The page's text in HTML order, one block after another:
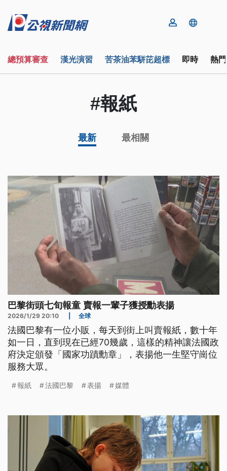
總預算審查 漢光演習 苦茶油苯駢芘超標 即時 熱
#報紙
最新 最相關
巴黎街頭七旬報童 賣報一輩子獲授勳表揚
2026/1/29 20:10 全球
法國巴黎有一位小販，每天到街上叫賣報紙，數十年
如一日，直到現在已經70幾歲，這樣的精神讓法國政
府決定頒發「國家功蹟勳章」，表揚他一生堅守崗位
服務大眾。
報紙 法國巴黎 表揚 媒體